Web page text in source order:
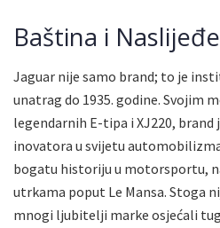
Baština i Naslijeđe
Jaguar nije samo brand; to je
unatrag do 1935. godine. Svojim
legendarnih E-tipa i XJ220,
inovatora u svijetu
bogatu historiju u motorsportu,
utrkama poput Le Mansa. Stoga
mnogi ljubitelji marke osjećali